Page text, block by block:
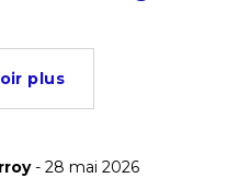
plus
- 28 mai 2026